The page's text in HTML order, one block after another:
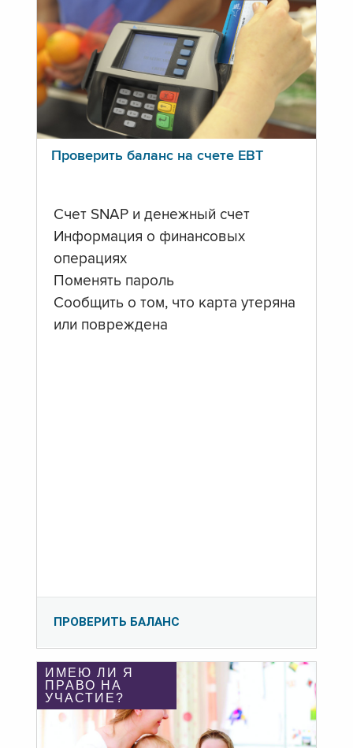
Проверить баланс на счете ЕВТ
Счет SNAP и денежный счет
Информация о финансовых
операциях
Поменять пароль
Сообщить о том, что карта утеряна
или повреждена
ПРОВЕРИТЬ БАЛАНС
ИМЕЮ ЛИ Я
ПРАВО НА
УЧАСТИЕ?